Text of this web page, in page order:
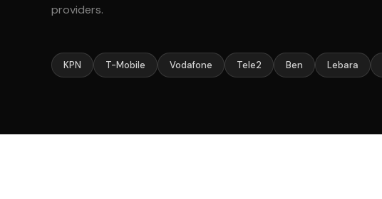
providers.
KPN T-Mobile Vodafone Tele2 Ben Lebara